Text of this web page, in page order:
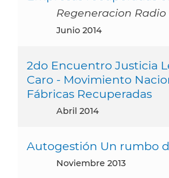
Regeneracion Radio
junio 2014
2do Encuentro Justicia
Caro - Movimiento
Fábricas Recuperadas
abril 2014
Autogestión Un rumbo
noviembre 2013